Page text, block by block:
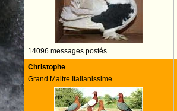
14096 messages postés
Christophe
Grand Maitre Italianissime